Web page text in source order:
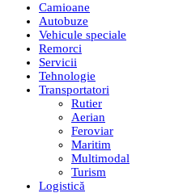
Camioane
Autobuze
Vehicule speciale
Remorci
Servicii
Tehnologie
Transportatori
Rutier
Aerian
Feroviar
Maritim
Multimodal
Turism
Logistică